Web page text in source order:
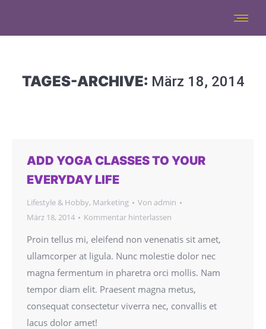
TAGES-ARCHIVE: März 18, 2014
ADD YOGA CLASSES TO YOUR
EVERYDAY LIFE
Lifestyle & Hobby, Marketing Von admin
März 18, 2014
Kommentar hinterlassen
Proin tellus mi, eleifend non venenatis sit amet,
ullamcorper at ligula. Nunc molestie dolor nec
magna fermentum in pharetra orci mollis. Nam
tempor diam elit. Praesent magna metus,
consequat consectetur viverra nec, convallis et
lacus dolor amet!